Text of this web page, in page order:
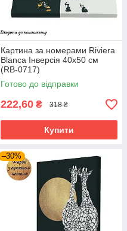
Картина за номерами Riviera
Blanca Інверсія 40x50 см
(RB-0717)
Готово до відправки
222,60 ₴ 318 ₴
Купити
–30%